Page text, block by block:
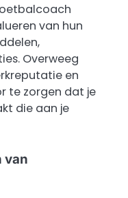
van hun
Overweeg
en
te zorgen dat je
die aan je
van